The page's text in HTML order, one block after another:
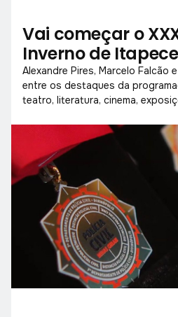
Vai começar o
Inverno de
Alexandre Pires, Marcelo Falcão
entre os destaques da
teatro, literatura, cinema,